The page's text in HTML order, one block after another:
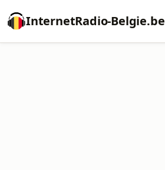
InternetRadio-Belgie.be